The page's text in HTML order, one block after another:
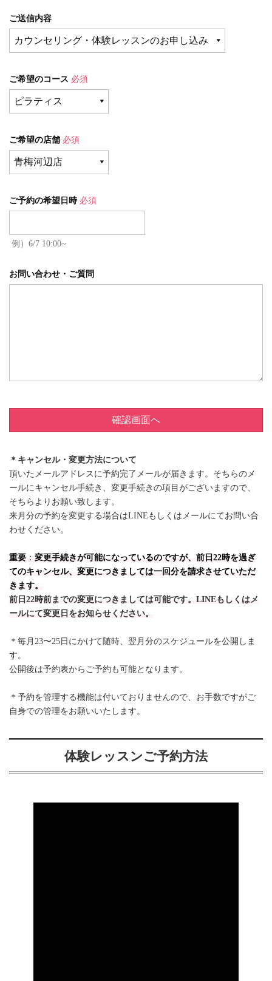
ご送信内容
ご希望のコース 必須
ご希望の店舗 必須
ご予約の希望日時 必須
例）6/7 10:00~
お問い合わせ・ご質問
確認画面へ
＊キャンセル・変更方法について
頂いたメールアドレスに予約完了メールが届きます。そちらのメ
ールにキャンセル手続き、変更手続きの項目がございますので、
そちらよりお願い致します。
来月分の予約を変更する場合はLINEもしくはメールにてお問い合
わせください。
重要 ： 変更手続きが可能になっているのですが、前日22時を過ぎ
てのキャンセル、変更につきましては一回分を請求させていただ
きます。
前日22時前までの変更につきましては可能です。LINEもしくはメ
ールにて変更日をお知らせください。
＊毎月23〜25日にかけて随時、翌月分のスケジュールを公開しま
す。
公開後は予約表からご予約も可能となります。
＊予約を管理する機能は付いておりませんので、お手数ですがご
自身での管理をお願いいたします。
体験レッスンご予約方法